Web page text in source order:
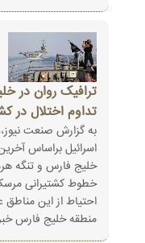
ترافیک روان در
تداوم اختلال در
به گزارش صنعت
اسرائیل براساس
خلیج فارس و تنگه
خطوط کشتیرانی
احتیاط از این
منطقه خلیج فارس